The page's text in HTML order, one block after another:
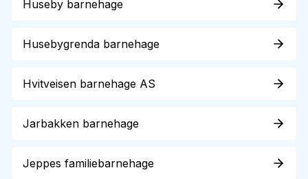
Huseby barnehage
Husebygrenda barnehage
Hvitveisen barnehage AS
Jarbakken barnehage
Jeppes familiebarnehage